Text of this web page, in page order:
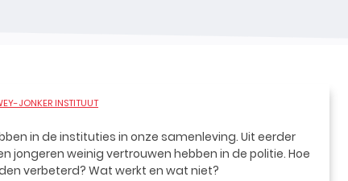
JONKER INSTITUUT
in de instituties in onze samenleving. Uit eerder
jongeren weinig vertrouwen hebben in de politie. Hoe
verbeterd? Wat werkt en wat niet?